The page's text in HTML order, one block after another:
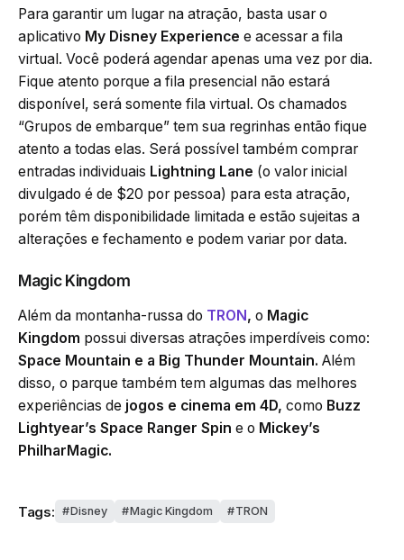
Para garantir um lugar na atração, basta usar o
aplicativo My Disney Experience e acessar a fila
virtual. Você poderá agendar apenas uma vez por dia.
Fique atento porque a fila presencial não estará
disponível, será somente fila virtual. Os chamados
“Grupos de embarque” tem sua regrinhas então fique
atento a todas elas. Será possível também comprar
entradas individuais Lightning Lane (o valor inicial
divulgado é de $20 por pessoa) para esta atração,
porém têm disponibilidade limitada e estão sujeitas a
alterações e fechamento e podem variar por data.
Magic Kingdom
Além da montanha-russa do TRON, o Magic
Kingdom possui diversas atrações imperdíveis como:
Space Mountain e a Big Thunder Mountain. Além
disso, o parque também tem algumas das melhores
experiências de jogos e cinema em 4D, como Buzz
Lightyear’s Space Ranger Spin e o Mickey’s
PhilharMagic.
Tags: Disney Magic Kingdom TRON